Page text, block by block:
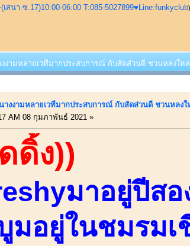
เสนา.ซ.17)10:00-06:00 T:085-5027899♥Line:funkyclub)
ามหลายเวทีมากประสบการณ์ กับสัดส่วนดี ชวนหลงให
งงามหลายเวทีมากประสบการณ์ กับสัดส่วนดี ชวนหลง
AM 08 กุมภาพันธ์ 2021 »
ดิ้ง))
มาอยู่ปีสอ
มอยู่ในชมรม